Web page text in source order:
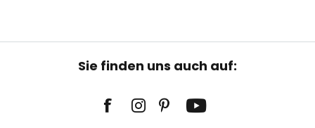
Sie finden uns auch auf: